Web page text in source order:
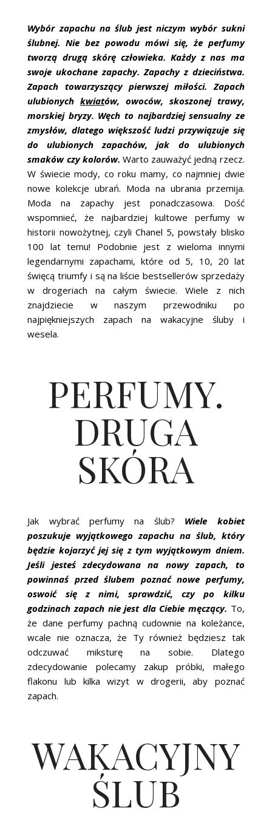
Wybór zapachu na ślub jest niczym wybór sukni
ślubnej. Nie bez powodu mówi się, że perfumy
tworzą drugą skórę człowieka. Każdy z nas ma
swoje ukochane zapachy. Zapachy z dzieciństwa.
Zapach towarzyszący pierwszej miłości. Zapach
ulubionychkwiatów, owoców, skoszonej trawy,
morskiej bryzy. Węch to najbardziej sensualny ze
zmysłów, dlatego większość ludzi przywiązuje się
do ulubionych zapachów, jak do ulubionych
smaków czy kolorów. Warto zauważyć jedną rzecz.
W świecie mody, co roku mamy, co najmniej dwie
nowe kolekcje ubrań. Moda na ubrania przemija.
Moda na zapachy jest ponadczasowa. Dość
wspomnieć, że najbardziej kultowe perfumy w
historii nowożytnej, czyli Chanel 5, powstały blisko
100 lat temu! Podobnie jest z wieloma innymi
legendarnymi zapachami, które od 5, 10, 20 lat
święcą triumfy i są na liście bestsellerów sprzedaży
w drogeriach na całym świecie. Wiele z nich
znajdziecie w naszym przewodniku po
najpiękniejszych zapach na wakacyjne śluby i
wesela.
PERFUMY.
DRUGA
SKÓRA
Jak wybrać perfumy na ślub? Wiele kobiet
poszukuje wyjątkowego zapachu na ślub, który
będzie kojarzyć jej się z tym wyjątkowym dniem.
Jeśli jesteś zdecydowana na nowy zapach, to
powinnaś przed ślubem poznać nowe perfumy,
oswoić się z nimi, sprawdzić, czy po kilku
godzinach zapach nie jest dla Ciebie męczący. To,
że dane perfumy pachną cudownie na koleżance,
wcale nie oznacza, że Ty również będziesz tak
odczuwać miksturę na sobie. Dlatego
zdecydowanie polecamy zakup próbki, małego
flakonu lub kilka wizyt w drogerii, aby poznać
zapach.
WAKACYJNY
ŚLUB